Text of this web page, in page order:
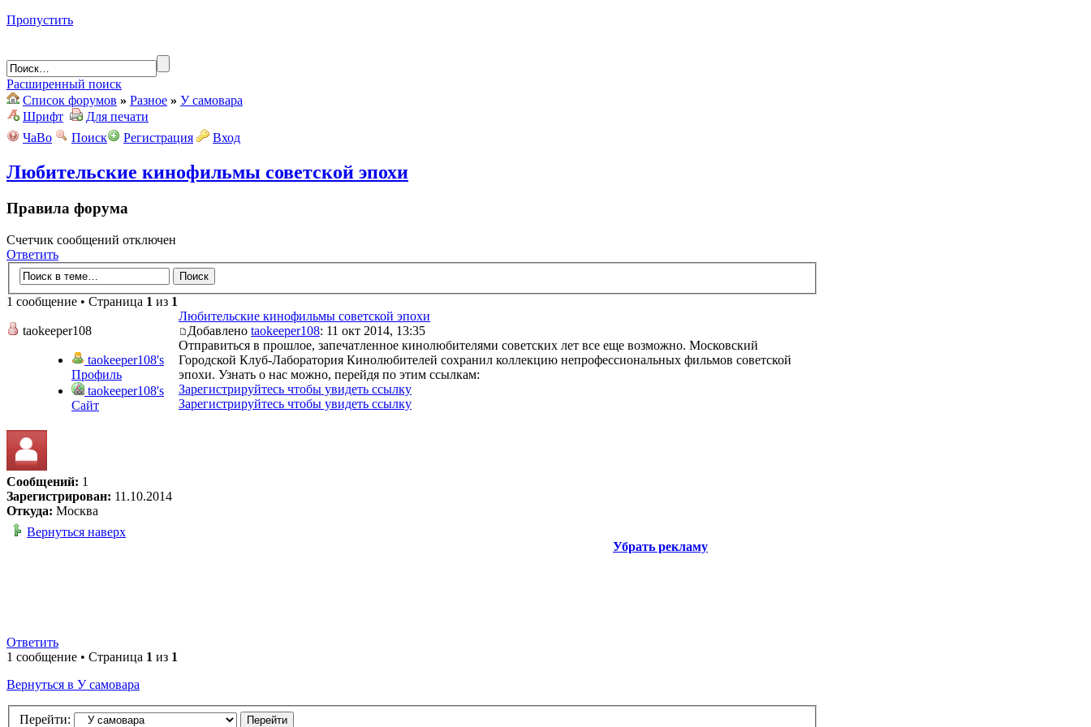
Пропустить
Расширенный поиск
Список форумов » Разное » У самовара
Шрифт
Для печати
ЧаВо
Поиск Регистрация Вход
Любительские кинофильмы советской эпохи
Правила форума
Счетчик сообщений отключен
Ответить
1 сообщение • Страница 1 из 1
taokeeper108
taokeeper108's
Профиль
taokeeper108's
Сайт
Сообщений: 1
Зарегистрирован: 11.10.2014
Откуда: Москва
Любительские кинофильмы советской эпохи
Добавлено taokeeper108: 11 окт 2014, 13:35
Отправиться в прошлое, запечатленное кинолюбителями советских лет все еще возможно. Московский
Городской Клуб-Лаборатория Кинолюбителей сохранил коллекцию непрофессиональных фильмов советской
эпохи. Узнать о нас можно, перейдя по этим ссылкам:
Зарегистрируйтесь чтобы увидеть ссылку
Зарегистрируйтесь чтобы увидеть ссылку
Вернуться наверх
Убрать рекламу
Ответить
1 сообщение • Страница 1 из 1
Вернуться в У самовара
Перейти: